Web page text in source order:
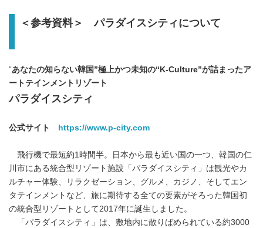
＜参考資料＞ パラダイスシティについて
“あなたの知らない韓国”極上かつ未知の“ K-Culture”が詰まったア
ートテインメントリゾート
パラダイスシティ
公式サイト https://www.p-city.com
飛行機で最短約1時間半。日本から最も近い国の一つ、韓国の仁
川市にある統合型リゾート施設「パラダイスシティ」は観光やカ
ルチャー体験、リラクゼーション、グルメ、カジノ、そしてエン
タテインメントなど、旅に期待する全ての要素がそろった韓国初
の統合型リゾートとして2017年に誕生しました。
「パラダイスシティ」は、敷地内に散りばめられている約3000